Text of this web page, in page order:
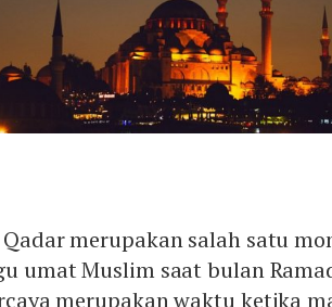
merupakan salah satu
umat Muslim saat bulan
merupakan waktu ketika